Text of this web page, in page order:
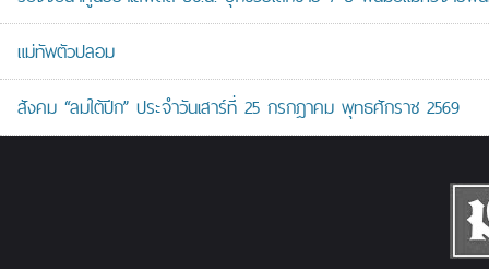
แม่ทัพตัวปลอม
สังคม “ลมใต้ปีก” ประจำวันเสาร์ที่ 25 กรกฎาคม พุทธศักราช 2569